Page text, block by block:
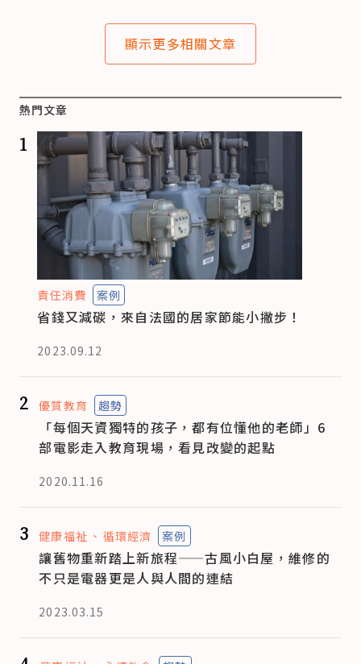
顯示更多相關文章
熱門文章
1
責任消費 案例
省錢又減碳，來自法國的居家節能小撇步！
2023.09.12
2 優質教育 趨勢
「每個天資獨特的孩子，都有位懂他的老師」6
部電影走入教育現場，看見改變的起點
2020.11.16
3 健康福祉 循環經濟 案例
讓舊物重新踏上新旅程——古風小白屋，維修的
不只是電器更是人與人間的連結
2023.03.15